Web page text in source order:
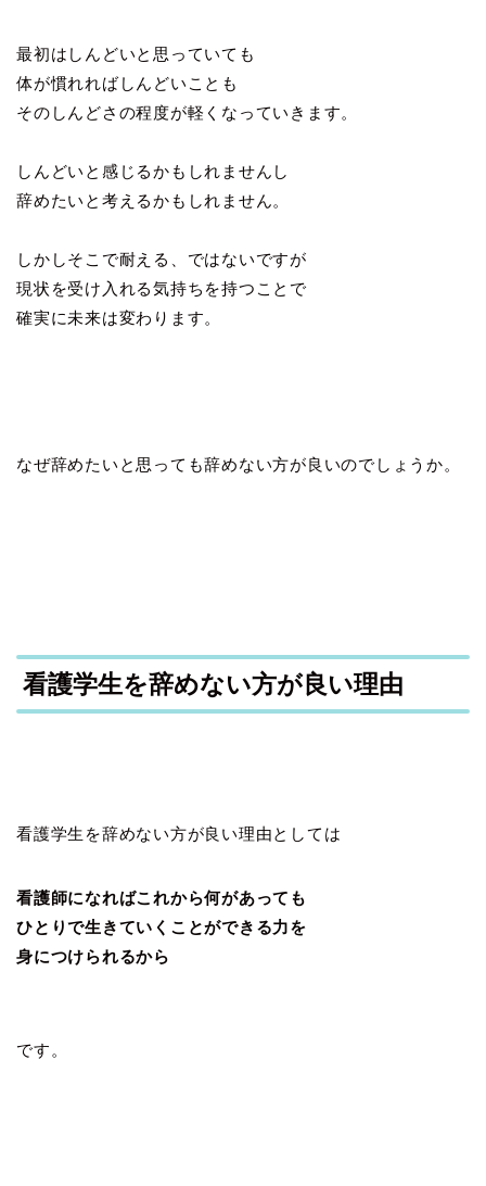
最初はしんどいと思っていても
体が慣れればしんどいことも
そのしんどさの程度が軽くなっていきます。
しんどいと感じるかもしれませんし
辞めたいと考えるかもしれません。
しかしそこで耐える、ではないですが
現状を受け入れる気持ちを持つことで
確実に未来は変わります。
なぜ辞めたいと思っても辞めない方が良いのでしょうか。
看護学生を辞めない方が良い理由
看護学生を辞めない方が良い理由としては
看護師になればこれから何があっても
ひとりで生きていくことができる力を
身につけられるから
です。